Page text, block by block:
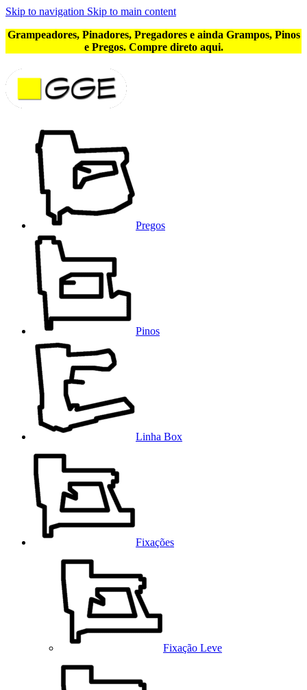
Skip to navigation Skip to main content
Grampeadores, Pinadores, Pregadores e ainda Grampos, Pinos
e Pregos. Compre direto aqui.
Pregos
Pinos
Linha Box
Fixações
Fixação Leve